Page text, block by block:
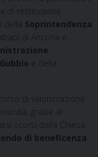
di restituzione
della Soprintendenza
di Ancona e
e della
di valorizzazione
grazie al
scorsi dalla Chiesa
di beneficenza